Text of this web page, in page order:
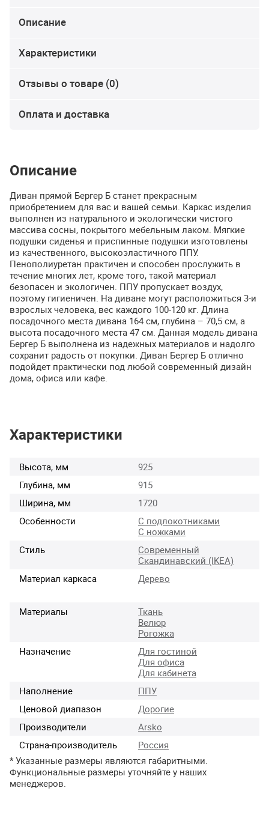
Описание
Характеристики
Отзывы о товаре (0)
Оплата и доставка
Описание
Диван прямой Бергер Б станет прекрасным
приобретением для вас и вашей семьи. Каркас изделия
выполнен из натурального и экологически чистого
массива сосны, покрытого мебельным лаком. Мягкие
подушки сиденья и приспинные подушки изготовлены
из качественного, высокоэластичного ППУ.
Пенополиуретан практичен и способен прослужить в
течение многих лет, кроме того, такой материал
безопасен и экологичен. ППУ пропускает воздух,
поэтому гигиеничен. На диване могут расположиться 3-и
взрослых человека, вес каждого 100-120 кг. Длина
посадочного места дивана 164 см, глубина – 70,5 см, а
высота посадочного места 47 см. Данная модель дивана
Бергер Б выполнена из надежных материалов и надолго
сохранит радость от покупки. Диван Бергер Б отлично
подойдет практически под любой современный дизайн
дома, офиса или кафе.
Характеристики
Высота, мм
925
Глубина, мм
915
Ширина, мм
1720
Особенности
С подлокотниками
С ножками
Стиль
Современный
Скандинавский (IKEA)
Материал каркаса
Дерево
Материалы
Ткань
Велюр
Рогожка
Назначение
Для гостиной
Для офиса
Для кабинета
Наполнение
ППУ
Ценовой диапазон
Дорогие
Производители
Arsko
Страна-производитель
Россия
* Указанные размеры являются габаритными.
Функциональные размеры уточняйте у наших
менеджеров.